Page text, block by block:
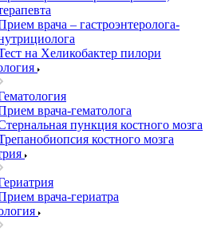
врача – гастроэнтеролога-
на Хеликобактер пилори
врача-гематолога
пункция костного мозга
костного мозга
врача-гериатра